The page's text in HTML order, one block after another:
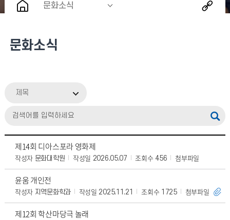
문화소식
문화소식
제목
제14회 디아스포라 영화제
작성자 문화대학원 작성일 2026.05.07 조회수 456 첨부파일
윤움 개인전
작성자 지역문화학과 작성일 2025.11.21 조회수 1725 첨부파일
제12회 학산마당극 놀래